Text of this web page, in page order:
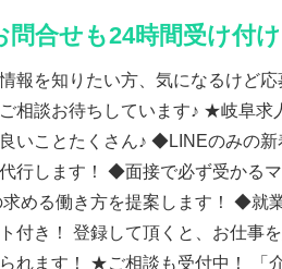
合せも24時間受け付
報を知りたい方、気になるけど
相談お待ちしています♪ ★岐阜求
いことたくさん♪ ◆LINEのみの
行します！ ◆面接で必ず受かる
める働き方を提案します！ ◆就
付き！ 登録して頂くと、お仕事
れます！ ★ご相談も受付中！ 「